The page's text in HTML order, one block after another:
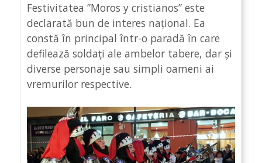
Festivitatea ”Moros y cristianos” este
declarată bun de interes național. Ea
constă în principal într-o paradă în care
defilează soldați ale ambelor tabere, dar și
diverse personaje sau simpli oameni ai
vremurilor respective.